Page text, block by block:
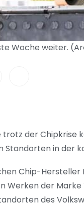
Woche weiter.
der Chipkrise
Standorten in der
Chip-
der
des